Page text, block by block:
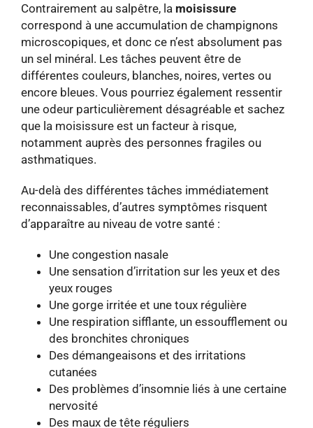
Contrairement au salpêtre, la moisissure
correspond à une accumulation de champignons
microscopiques, et donc ce n’est absolument pas
un sel minéral. Les tâches peuvent être de
différentes couleurs, blanches, noires, vertes ou
encore bleues. Vous pourriez également ressentir
une odeur particulièrement désagréable et sachez
que la moisissure est un facteur à risque,
notamment auprès des personnes fragiles ou
asthmatiques.
Au-delà des différentes tâches immédiatement
reconnaissables, d’autres symptômes risquent
d’apparaître au niveau de votre santé :
Une congestion nasale
Une sensation d’irritation sur les yeux et des
yeux rouges
Une gorge irritée et une toux régulière
Une respiration sifflante, un essoufflement ou
des bronchites chroniques
Des démangeaisons et des irritations
cutanées
Des problèmes d’insomnie liés à une certaine
nervosité
Des maux de tête réguliers